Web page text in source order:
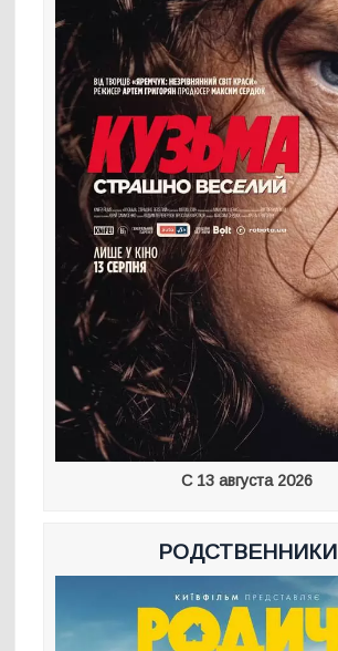
С 13 августа 2026
РОДСТВЕННИКИ